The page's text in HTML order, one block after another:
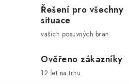
Řešení pro všechny
situace
vašich posuvných bran.
Ověřeno zákazníky
12 let na trhu.